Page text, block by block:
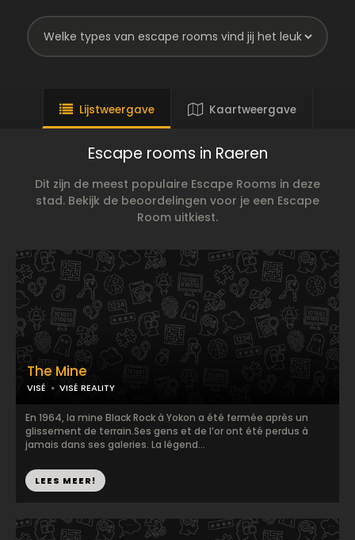
Lijstweergave Kaartweergave
Escape rooms in Raeren
Dit zijn de meest populaire Escape Rooms in deze
stad. Bekijk de beoordelingen voor je een Escape
Room uitkiest.
The Mine
VISÉ VISÉ REALITY
En 1964, la mine Black Rock à Yokon a été fermée après un
glissement de terrain.Ses gens et de l’or ont été perdus à
jamais dans ses galeries. La légend...
LEES MEER!